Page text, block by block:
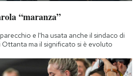
“maranza”
e l'ha usata anche il sindaco di
Ottanta ma il significato si è evoluto